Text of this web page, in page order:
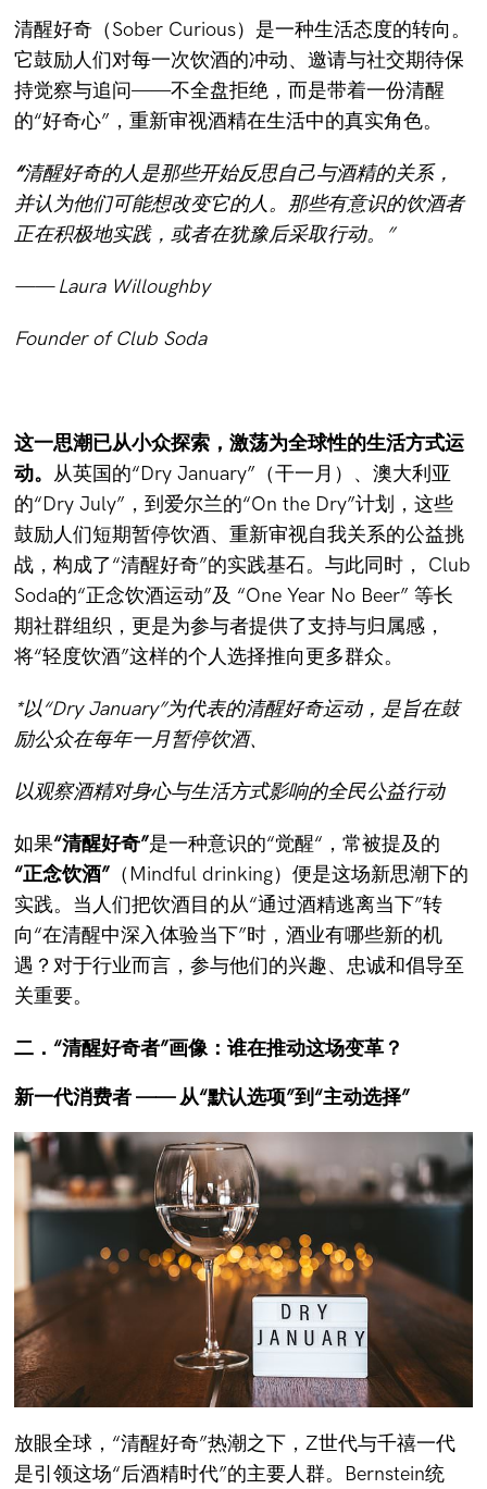
清醒好奇（Sober Curious）是一种生活态度的转向。
它鼓励人们对每一次饮酒的冲动、邀请与社交期待保
持觉察与追问——不全盘拒绝，而是带着一份清醒
的“好奇心”，重新审视酒精在生活中的真实角色。
“清醒好奇的人是那些开始反思自己与酒精的关系，
并认为他们可能想改变它的人。那些有意识的饮酒者
正在积极地实践，或者在犹豫后采取行动。”
—— Laura Willoughby
Founder of Club Soda
这一思潮已从小众探索，激荡为全球性的生活方式运
动。 从英国的“Dry January”（干一月）、澳大利亚
的“Dry July”，到爱尔兰的“On the Dry”计划，这些
鼓励人们短期暂停饮酒、重新审视自我关系的公益挑
战，构成了“清醒好奇”的实践基石。与此同时， Club
Soda的“正念饮酒运动”及 “One Year No Beer” 等长
期社群组织，更是为参与者提供了支持与归属感，
将“轻度饮酒”这样的个人选择推向更多群众。
*以“Dry January”为代表的清醒好奇运动， 是旨在鼓
励公众在每年一月暂停饮酒、
以观察酒精对身心与生活方式影响的全民公益行动
如果“清醒好奇”是一种意识的“觉醒“，常被提及的
“正念饮酒” （Mindful drinking）便是这场新思潮下的
实践。当人们把饮酒目的从“通过酒精逃离当下”转
向“在清醒中深入体验当下”时，酒业有哪些新的机
遇？对于行业而言，参与他们的兴趣、忠诚和倡导至
关重要。
二．“清醒好奇者”画像：谁在推动这场变革？
新一代消费者 ——从“默认选项”到“主动选择”
放眼全球，“清醒好奇”热潮之下，Z世代与千禧一代
是引领这场“后酒精时代”的主要人群。Bernstein统